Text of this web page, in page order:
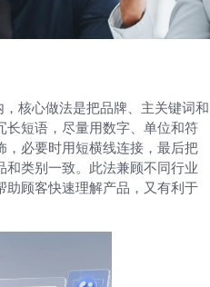
核心做法是把品牌、主关键词和
短语，尽量用数字、单位和符
必要时用短横线连接，最后把
类别一致。此法兼顾不同行业
顾客快速理解产品，又有利于